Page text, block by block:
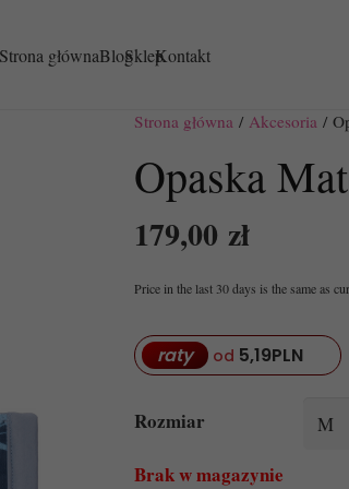
Strona głównaBlogSklepKontakt
Strona główna/ Akcesoria/
Opaska
179,00 zł
Price in the last 30 days is the same as
raty od 5,19PLN
Rozmiar
Brak w magazynie